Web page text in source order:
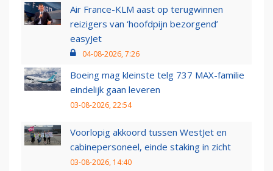
Air France-KLM aast op terugwinnen
reizigers van ‘hoofdpijn bezorgend’
easyJet
04-08-2026, 7:26
Boeing mag kleinste telg 737 MAX-familie
eindelijk gaan leveren
03-08-2026, 22:54
Voorlopig akkoord tussen WestJet en
cabinepersoneel, einde staking in zicht
03-08-2026, 14:40